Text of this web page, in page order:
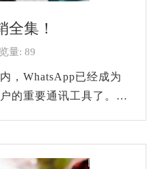
全集！
量: 89
，WhatsApp已经成为
的重要通讯工具了。而